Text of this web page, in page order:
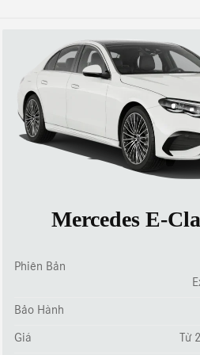
Mercedes E-
Phiên Bản
Bảo Hành
Giá Từ